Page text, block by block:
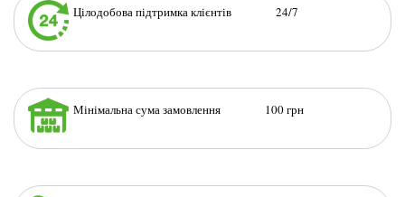
Цілодобова підтримка клієнтів 24/7
Мінімальна сума замовлення 100 грн